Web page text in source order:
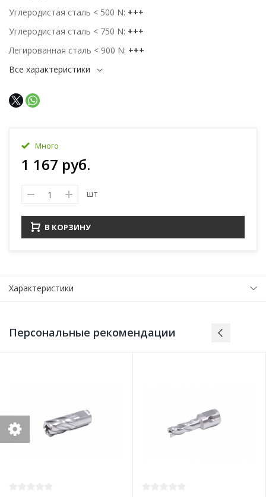
Углеродистая сталь < 500 N +++
Углеродистая сталь < 750 N +++
Легированная сталь < 900 N +++
Все характеристики
Много
1 167 руб.
шт
В КОРЗИНУ
Характеристики
Персональные рекомендации